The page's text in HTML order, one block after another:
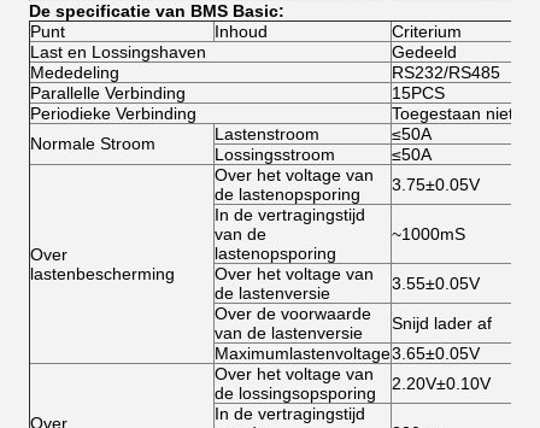
De specificatie van BMS Basic:
Punt
Inhoud
Criterium
Last en Lossingshaven
Gedeeld
Mededeling
RS232/RS485
Parallelle Verbinding
15PCS
Periodieke Verbinding
Toegestaan niet
Normale Stroom
Lastenstroom
≤50A
Lossingsstroom
≤50A
Over
lastenbescherming
Over het voltage van
de lastenopsporing
3.75±0.05V
In de vertragingstijd
van de
lastenopsporing
~1000mS
Over het voltage van
de lastenversie
3.55±0.05V
Over de voorwaarde
van de lastenversie
Snijd lader af
Maximumlastenvoltage3.65±0.05V
Over
Over het voltage van
de lossingsopsporing
2.20V±0.10V
In de vertragingstijd